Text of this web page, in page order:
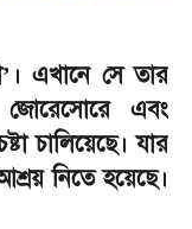
’ ।এখানে সে তার
এবং
চালিয়েছে। যার
নিতে হয়েছে।